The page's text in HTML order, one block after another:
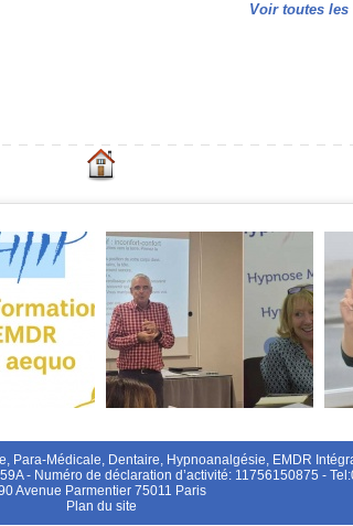
Voir toutes les
Para-Médicale, Dentaire, Hypnoanalgésie, EMDR
- Numéro de déclaration d’activité: 11756150875 -
Avenue Parmentier 75011 Paris
Plan du site